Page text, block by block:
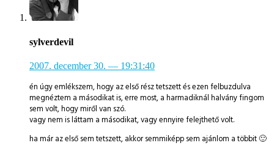
sylverdevil
2007. december 30. — 19:31:40
én úgy emlékszem, hogy az első rész tetszett és ezen felbuzdulva
megnéztem a másodikat is, erre most, a harmadiknál halvány fingom
sem volt, hogy miről van szó.
vagy nem is láttam a másodikat, vagy ennyire felejthető volt.
ha már az első sem tetszett, akkor semmiképp sem ajánlom a többit 🙂